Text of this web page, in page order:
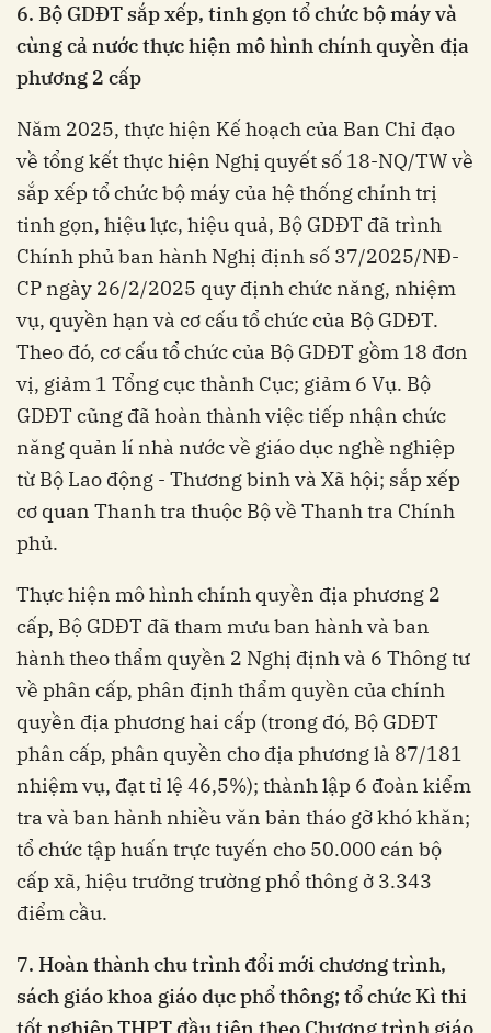
6. Bộ GDĐT sắp xếp, tinh gọn tổ chức bộ máy và
cùng cả nước thực hiện mô hình chính quyền địa
phương 2 cấp
Năm 2025, thực hiện Kế hoạch của Ban Chỉ đạo
về tổng kết thực hiện Nghị quyết số 18-NQ/TW về
sắp xếp tổ chức bộ máy của hệ thống chính trị
tinh gọn, hiệu lực, hiệu quả, Bộ GDĐT đã trình
Chính phủ ban hành Nghị định số 37/2025/NĐ-
CP ngày 26/2/2025 quy định chức năng, nhiệm
vụ, quyền hạn và cơ cấu tổ chức của Bộ GDĐT.
Theo đó, cơ cấu tổ chức của Bộ GDĐT gồm 18 đơn
vị, giảm 1 Tổng cục thành Cục; giảm 6 Vụ. Bộ
GDĐT cũng đã hoàn thành việc tiếp nhận chức
năng quản lí nhà nước về giáo dục nghề nghiệp
từ Bộ Lao động - Thương binh và Xã hội; sắp xếp
cơ quan Thanh tra thuộc Bộ về Thanh tra Chính
phủ.
Thực hiện mô hình chính quyền địa phương 2
cấp, Bộ GDĐT đã tham mưu ban hành và ban
hành theo thẩm quyền 2 Nghị định và 6 Thông tư
về phân cấp, phân định thẩm quyền của chính
quyền địa phương hai cấp (trong đó, Bộ GDĐT
phân cấp, phân quyền cho địa phương là 87/181
nhiệm vụ, đạt tỉ lệ 46,5%); thành lập 6 đoàn kiểm
tra và ban hành nhiều văn bản tháo gỡ khó khăn;
tổ chức tập huấn trực tuyến cho 50.000 cán bộ
cấp xã, hiệu trưởng trường phổ thông ở 3.343
điểm cầu.
7. Hoàn thànhchu trình đổi mới chương trình,
sách giáo khoa giáo dục phổ thông; tổ chức Kì thi